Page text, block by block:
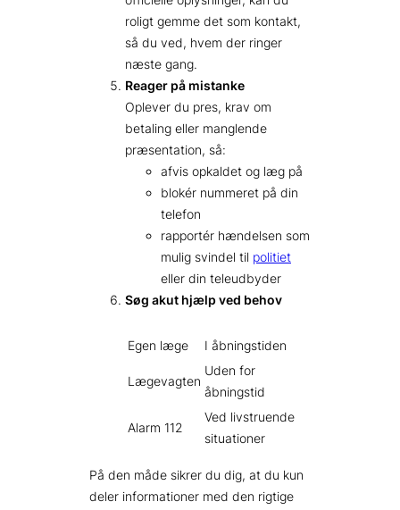
roligt gemme det som kontakt,
så du ved, hvem der ringer
næste gang.
Reager på mistanke
Oplever du pres, krav om
betaling eller manglende
præsentation, så:
afvis opkaldet og læg på
blokér nummeret på din
telefon
rapportér hændelsen som
mulig svindel til politiet
eller din teleudbyder
Søg akut hjælp ved behov
Egen læge I åbningstiden
Lægevagten
Uden for
åbningstid
Alarm 112
Ved livstruende
situationer
På den måde sikrer du dig, at du kun
deler informationer med den rigtige